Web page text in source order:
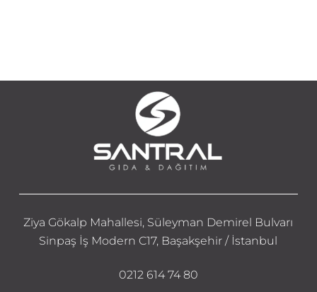
Ziya Gökalp Mahallesi, Süleyman Demirel Bulvarı
Sinpaş İş Modern C17, Başakşehir / İstanbul
0212 614 74 80